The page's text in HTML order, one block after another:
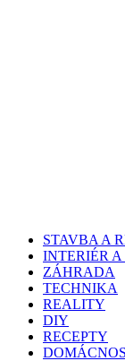
STAVBA A
INTERIÉR
ZÁHRADA
TECHNIKA
REALITY
DIY
RECEPTY